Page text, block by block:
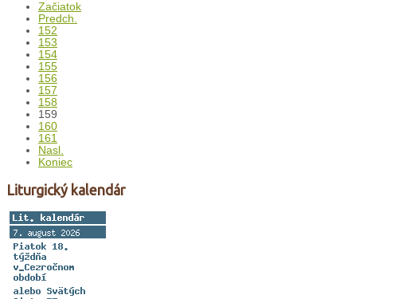
Začiatok
Predch.
152
153
154
155
156
157
158
159
160
161
Nasl.
Koniec
Liturgický kalendár